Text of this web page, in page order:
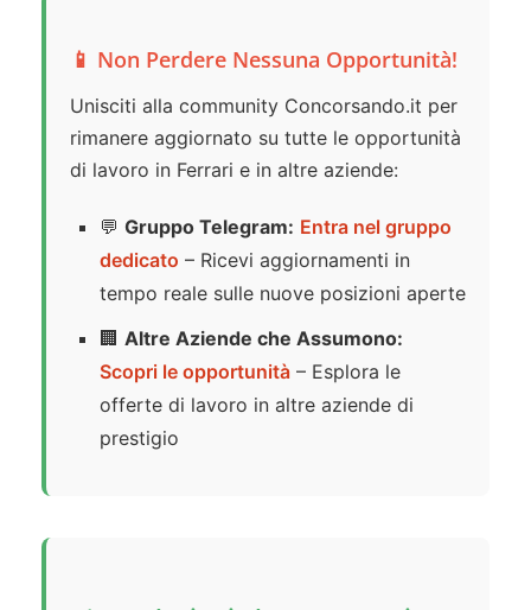
📱 Non Perdere Nessuna Opportunità!
Unisciti alla community Concorsando.it per
rimanere aggiornato su tutte le opportunità
di lavoro in Ferrari e in altre aziende:
💬 Gruppo Telegram: Entra nel gruppo
dedicato – Ricevi aggiornamenti in
tempo reale sulle nuove posizioni aperte
🏢 Altre Aziende che Assumono:
Scopri le opportunità – Esplora le
offerte di lavoro in altre aziende di
prestigio